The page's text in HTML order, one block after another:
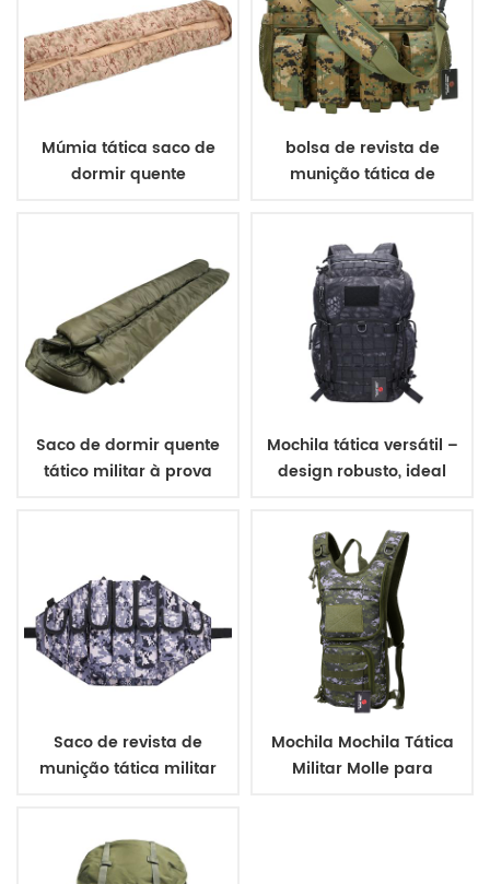
Múmia tática saco de
dormir quente
bolsa de revista de
munição tática de
Saco de dormir quente
tático militar à prova
para dormir
Mochila tática versátil –
design robusto, ideal
Saco de revista de
munição tática militar
Mochila Mochila Tática
Militar Molle para